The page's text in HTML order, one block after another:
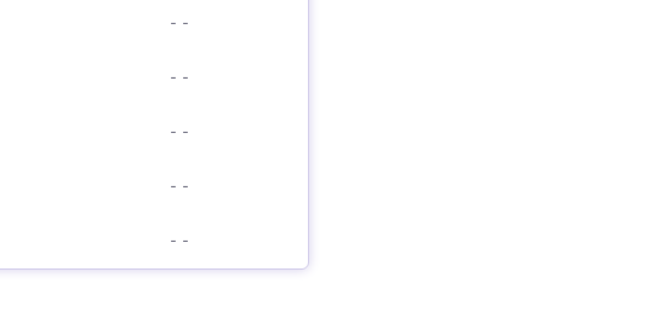
- -
- -
- -
- -
- -